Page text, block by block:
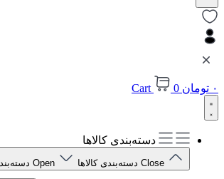
۰ تومان 0
Cart
دسته‌بندی کالاها
Close دسته‌بندی کالاها Open دسته‌بندی کالاها